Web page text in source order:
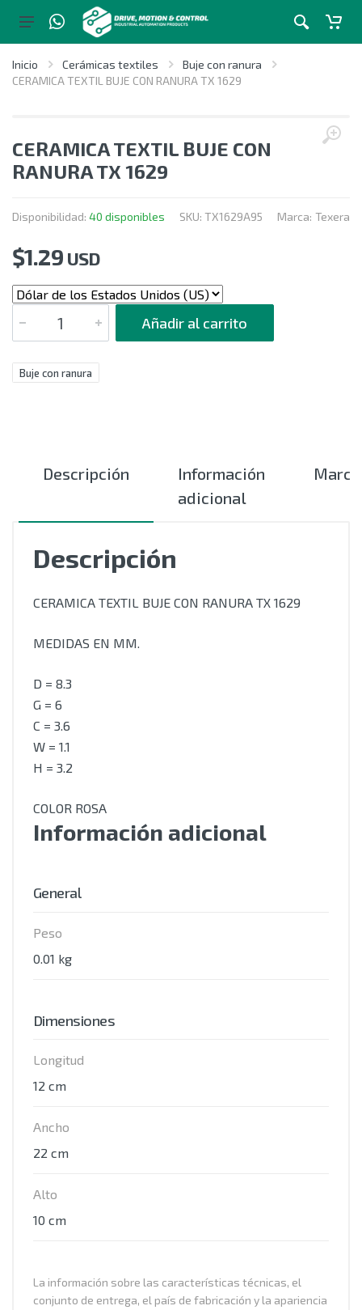
Inicio Cerámicas textiles
Buje con ranura
CERAMICA TEXTIL BUJE CON RANURA TX 1629
CERAMICA TEXTIL BUJE CON
RANURA TX 1629
Disponibilidad: 40 disponibles SKU: TX1629A95 Marca: Texera
$1.29 USD
CANTIDAD
Añadir al carrito
Buje con ranura
Descripción
Información
adicional
Marca
Descripción
CERAMICA TEXTIL BUJE CON RANURA TX 1629
MEDIDAS EN MM.
D = 8.3
G = 6
C = 3.6
W = 1.1
H = 3.2
COLOR ROSA
Información adicional
General
Peso
0.01 kg
Dimensiones
Longitud
12 cm
Ancho
22 cm
Alto
10 cm
La información sobre las características técnicas, el
conjunto de entrega, el país de fabricación y la apariencia